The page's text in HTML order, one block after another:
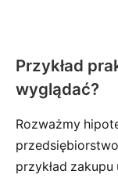
Przykład
wyglądać?
Rozważmy
przykład